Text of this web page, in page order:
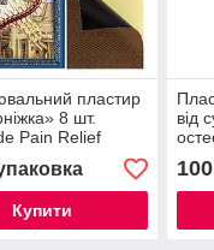
пластир
8 шт.
Pain Relief
болю в спині,
Купити
від
100